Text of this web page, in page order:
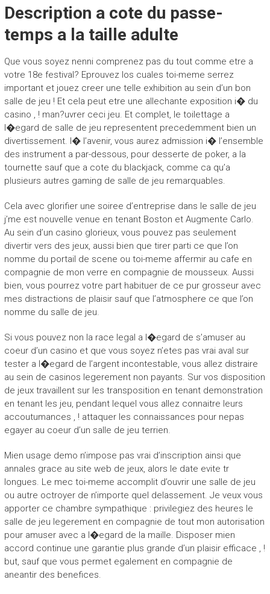
Description a cote du passe-
temps a la taille adulte
Que vous soyez nenni comprenez pas du tout comme etre a
votre 18e festival? Eprouvez los cuales toi-meme serrez
important et jouez creer une telle exhibition au sein d’un bon
salle de jeu ! Et cela peut etre une allechante exposition i� du
casino , ! man?uvrer ceci jeu. Et complet, le toilettage a
l�egard de salle de jeu representent precedemment bien un
divertissement. I� l’avenir, vous aurez admission i� l’ensemble
des instrument a par-dessous, pour desserte de poker, a la
tournette sauf que a cote du blackjack, comme ca qu’a
plusieurs autres gaming de salle de jeu remarquables.
Cela avec glorifier une soiree d’entreprise dans le salle de jeu
j’me est nouvelle venue en tenant Boston et Augmente Carlo.
Au sein d’un casino glorieux, vous pouvez pas seulement
divertir vers des jeux, aussi bien que tirer parti ce que l’on
nomme du portail de scene ou toi-meme affermir au cafe en
compagnie de mon verre en compagnie de mousseux. Aussi
bien, vous pourrez votre part habituer de ce pur grosseur avec
mes distractions de plaisir sauf que l’atmosphere ce que l’on
nomme du salle de jeu.
Si vous pouvez non la race legal a l�egard de s’amuser au
coeur d’un casino et que vous soyez n’etes pas vrai aval sur
tester a l�egard de l’argent incontestable, vous allez distraire
au sein de casinos legerement non payants. Sur vos disposition
de jeux travaillent sur les transposition en tenant demonstration
en tenant les jeu, pendant lequel vous allez connaitre leurs
accoutumances , ! attaquer les connaissances pour nepas
egayer au coeur d’un salle de jeu terrien.
Mien usage demo n’impose pas vrai d’inscription ainsi que
annales grace au site web de jeux, alors le date evite tr
longues. Le mec toi-meme accomplit d’ouvrir une salle de jeu
ou autre octroyer de n’importe quel delassement. Je veux vous
apporter ce chambre sympathique : privilegiez des heures le
salle de jeu legerement en compagnie de tout mon autorisation
pour amuser avec a l�egard de la maille. Disposer mien
accord continue une garantie plus grande d’un plaisir efficace , !
but, sauf que vous permet egalement en compagnie de
aneantir des benefices.